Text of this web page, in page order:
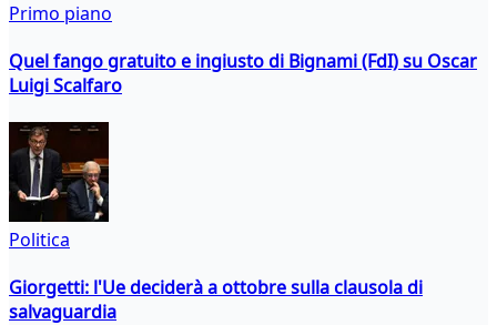
Primo piano
Quel fango gratuito e ingiusto di Bignami (FdI) su Oscar
Luigi Scalfaro
Politica
Giorgetti: l'Ue deciderà a ottobre sulla clausola di
salvaguardia